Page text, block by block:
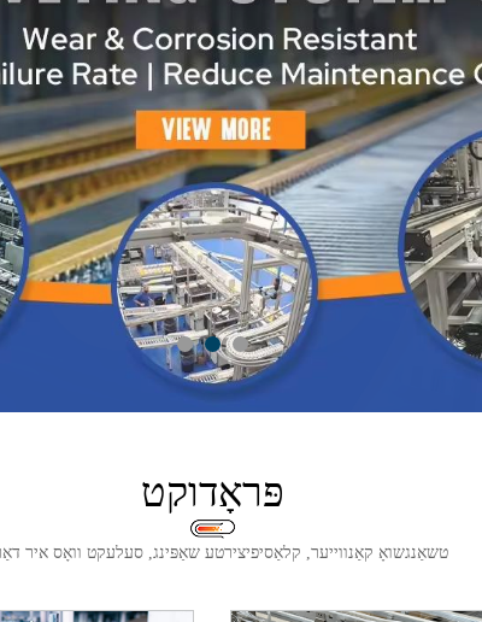
פּראָדוקט
טשאַנגשואָ קאַנווייער, קלאַסיפיצירטע שאַפּינג, סעלעקט וואָס איר